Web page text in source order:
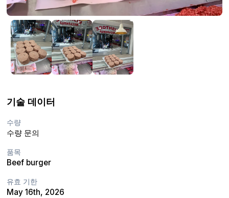
기술 데이터
수량
수량 문의
품목
Beef burger
유효 기한
May 16th, 2026